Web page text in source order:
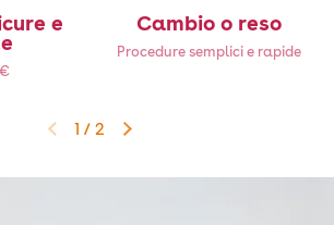
e Cambio o reso
Procedure semplici e rapide
Diapositiva precedente
Diapositiva successiva
1 / 2